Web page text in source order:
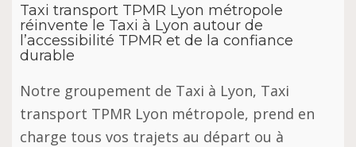
Taxi transport TPMR Lyon métropole
réinvente le Taxi à Lyon autour de
l’accessibilité TPMR et de la confiance
durable
Notre groupement de Taxi à Lyon, Taxi
transport TPMR Lyon métropole, prend en
charge tous vos trajets au départ ou à